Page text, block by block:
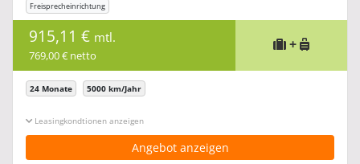
Freisprecheinrichtung
915,11 € mtl.
769,00 € netto
+
24 Monate 5000 km/Jahr
Leasingkonditionen ein-/ausblenden
Angebot anzeigen